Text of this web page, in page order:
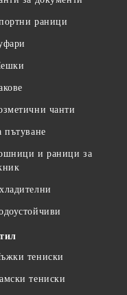
раници
чанти
пътуване
и раници за
тениски
тениски